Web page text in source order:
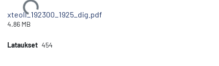
Ladataan...
xteoll_192300_1925_dig.pdf
4.86 MB
Lataukset 454